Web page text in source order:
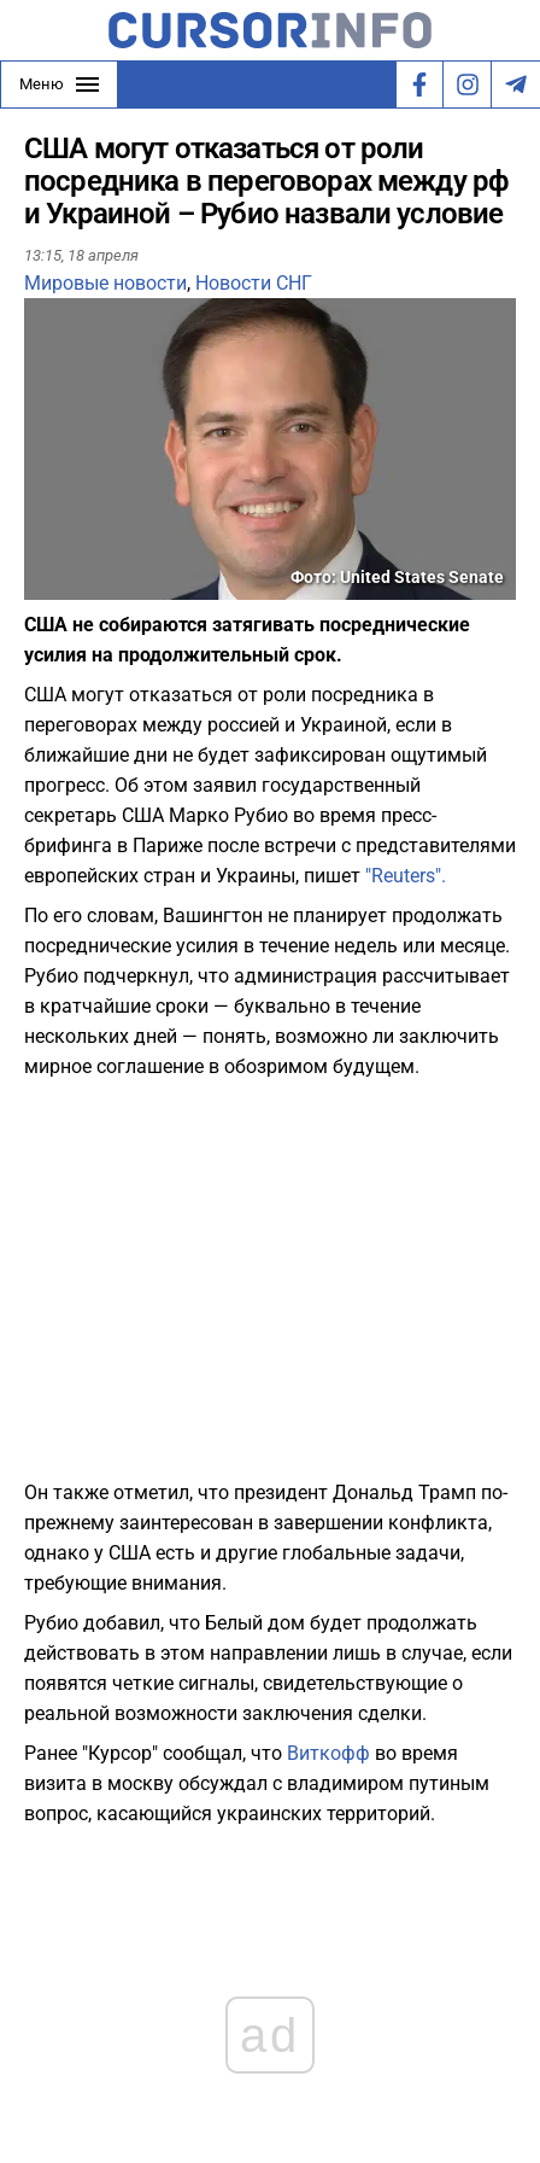
Меню
США могут отказаться от роли
посредника в переговорах между рф
и Украиной – Рубио назвали условие
13:15, 18 апреля
Мировые новости, Новости СНГ
Фото: United States Senate
США не собираются затягивать посреднические
усилия на продолжительный срок.
США могут отказаться от роли посредника в
переговорах между россией и Украиной, если в
ближайшие дни не будет зафиксирован ощутимый
прогресс. Об этом заявил государственный
секретарь США Марко Рубио во время пресс-
брифинга в Париже после встречи с представителями
европейских стран и Украины, пишет "Reuters".
По его словам, Вашингтон не планирует продолжать
посреднические усилия в течение недель или месяце.
Рубио подчеркнул, что администрация рассчитывает
в кратчайшие сроки — буквально в течение
нескольких дней — понять, возможно ли заключить
мирное соглашение в обозримом будущем.
Он также отметил, что президент Дональд Трамп по-
прежнему заинтересован в завершении конфликта,
однако у США есть и другие глобальные задачи,
требующие внимания.
Рубио добавил, что Белый дом будет продолжать
действовать в этом направлении лишь в случае, если
появятся четкие сигналы, свидетельствующие о
реальной возможности заключения сделки.
Ранее "Курсор" сообщал, что Виткофф во время
визита в москву обсуждал с владимиром путиным
вопрос, касающийся украинских территорий.
ad